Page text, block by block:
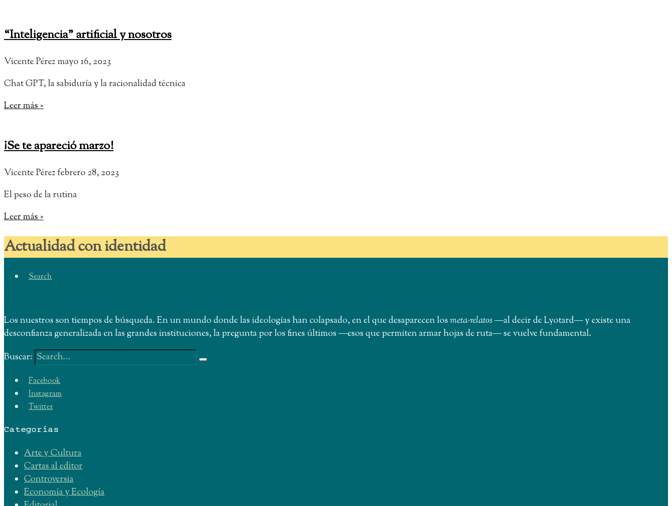
“Inteligencia” artificial y nosotros
Vicente Pérezmayo 16, 2023
Chat GPT, la sabiduría y la racionalidad técnica
Leer más »
¡Se te apareció marzo!
Vicente Pérezfebrero 28, 2023
El peso de la rutina
Leer más »
Actualidad con identidad
Search
Los nuestros son tiempos de búsqueda. En un mundo donde las ideologías han colapsado, en el que desaparecen losmeta-relatos―al decir de Lyotard― y existe una
desconfianza generalizada en las grandes instituciones, la pregunta por los fines últimos ―esos que permiten armar hojas de ruta― se vuelve fundamental.
Buscar:
Facebook
Instagram
Twitter
Categorías
Arte y Cultura
Cartas al editor
Controversia
Economía y Ecología